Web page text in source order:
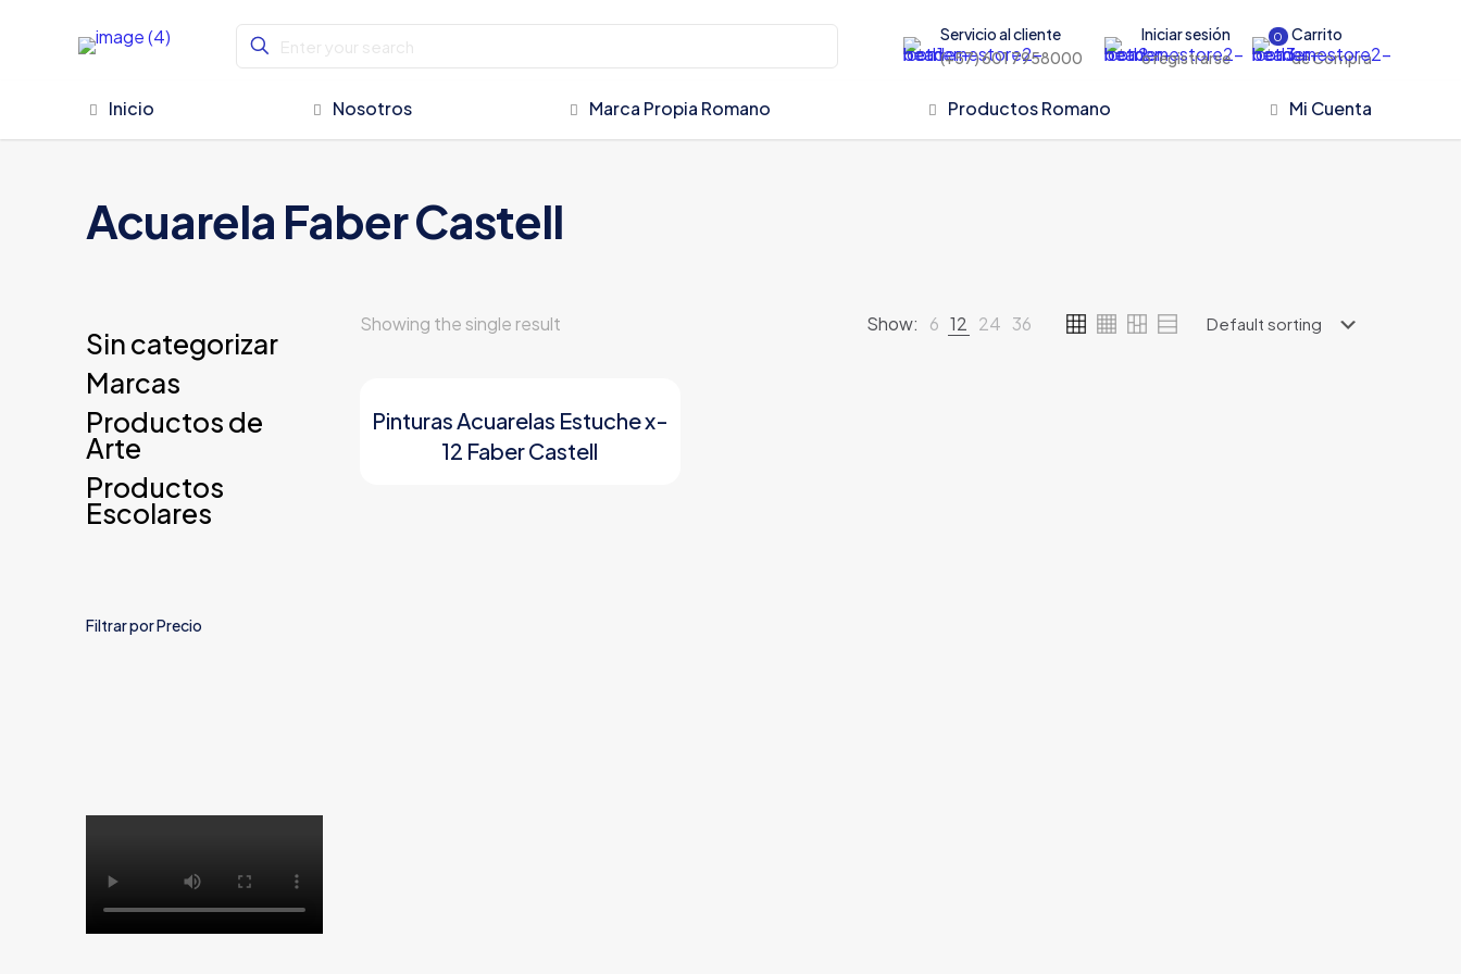
Servicio al cliente
(+57) 601 7958000
Iniciar sesión
o registrarse
0
Carrito
de Compra
Inicio Nosotros Marca Propia Romano Productos Romano Mi Cuenta
Acuarela Faber Castell
Sin categorizar
Marcas
Productos de
Arte
Productos
Escolares
Filtrar por Precio
Showing the single result Show: 6 12 24 36
Pinturas Acuarelas Estuche x-
12 Faber Castell